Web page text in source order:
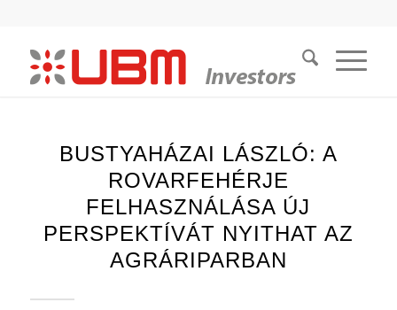
BUSTYAHÁZAI LÁSZLÓ: A
ROVARFEHÉRJE
FELHASZNÁLÁSA ÚJ
PERSPEKTÍVÁT NYITHAT AZ
AGRÁRIPARBAN